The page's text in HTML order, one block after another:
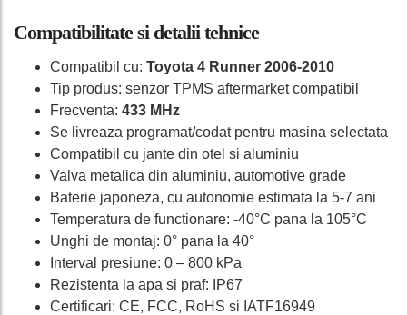
Compatibilitate si detalii tehnice
Compatibil cu: Toyota 4 Runner 2006-2010
Tip produs: senzor TPMS aftermarket compatibil
Frecventa: 433 MHz
Se livreaza programat/codat pentru masina selectata
Compatibil cu jante din otel si aluminiu
Valva metalica din aluminiu, automotive grade
Baterie japoneza, cu autonomie estimata la 5-7 ani
Temperatura de functionare: -40°C pana la 105°C
Unghi de montaj: 0° pana la 40°
Interval presiune: 0 – 800 kPa
Rezistenta la apa si praf: IP67
Certificari: CE, FCC, RoHS si IATF16949